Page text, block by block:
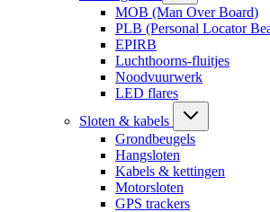
MOB (Man Over Board)
PLB (Personal Locator
EPIRB
Luchthoorns-fluitjes
Noodvuurwerk
LED flares
Sloten & kabels
Grondbeugels
Hangsloten
Kabels & kettingen
Motorsloten
GPS trackers